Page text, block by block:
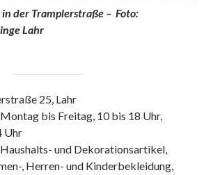
der Tramplerstraße – Foto:
Lahr
25, Lahr
bis Freitag, 10 bis 18 Uhr,
Uhr
und Dekorationsartikel,
, Herren- und Kinderbekleidung,